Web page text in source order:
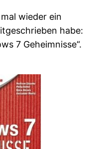
wieder ein
habe:
7 Geheimnisse“.